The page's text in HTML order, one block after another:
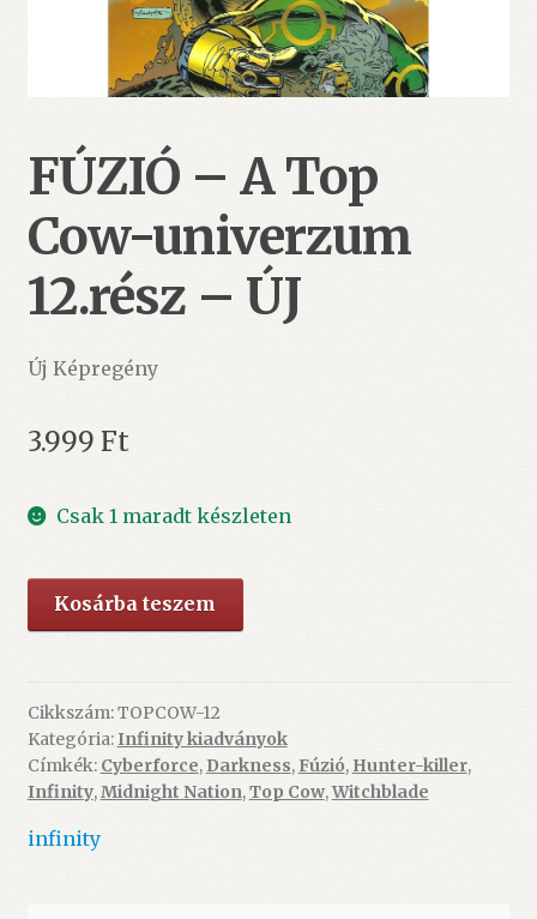
FÚZIÓ – A Top
Cow-univerzum
12.rész – ÚJ
Új Képregény
3.999 Ft
Csak 1 maradt készleten
FÚZIÓ
Top
Cow-
univerzum
12.rész
-
ÚJ
Kosárba teszem
Cikkszám:TOPCOW-12
Kategória:Infinity kiadványok
Címkék: Cyberforce, Darkness, Fúzió, Hunter-killer,
Infinity,Midnight Nation,Top Cow,Witchblade
infinity